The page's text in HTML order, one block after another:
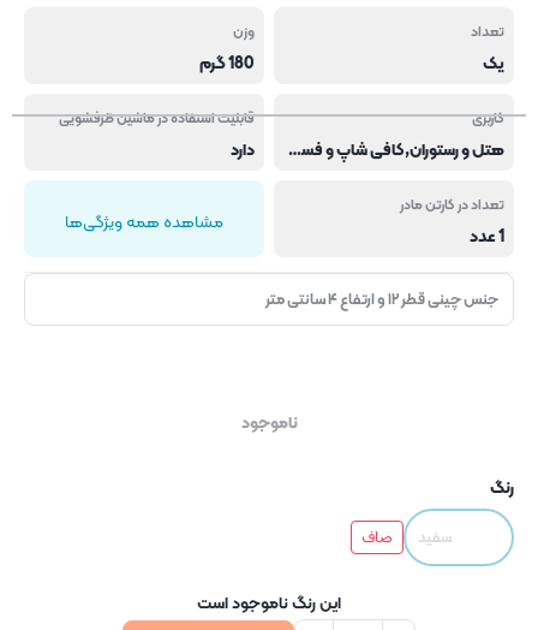
تعداد
یک
وزن
180 گرم
کاربری
هتل و رستوران,کافی شاپ و فست فود
قابلیت استفاده در ماشین ظرفشویی
دارد
تعداد در کارتن مادر
1 عدد مشاهده همه ویژگی‌ها
جنس چینی قطر ۱۲ و ارتفاع ۴ سانتی متر
ناموجود
رنگ
سفید صاف
این رنگ ناموجود است